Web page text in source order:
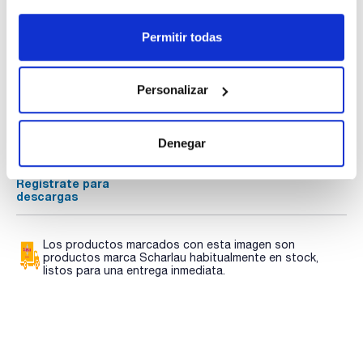
Permitir todas
Personalizar
Denegar
Documentación técnica
descargas
Regístrate para
descargas
Los productos marcados con esta imagen son
productos marca Scharlau habitualmente en stock,
listos para una entrega inmediata.